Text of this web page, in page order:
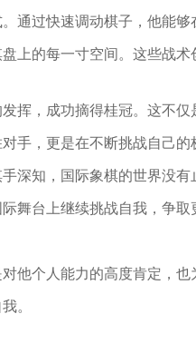
通过快速调动棋子，他能
上的每一寸空间。这些战术
挥，成功摘得桂冠。这不
手，更是在不断挑战自己的
深知，国际象棋的世界没
台上继续挑战自我，争
他个人能力的高度肯定，
。